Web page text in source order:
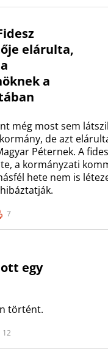
elárulta,
a
még most sem
de azt
Péternek. A
a kormányzati
hete nem is
7
egy
történt.
12